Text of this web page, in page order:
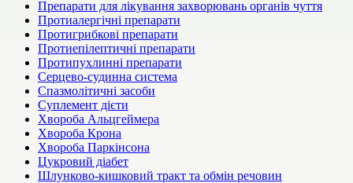
Препарати для лікування захворювань органів чуття
Протиалергічні препарати
Протигрибкові препарати
Протиепілептичні препарати
Протипухлинні препарати
Серцево-судинна система
Спазмолітичні засоби
Суплемент дієти
Хвороба Альцгеймера
Хвороба Крона
Хвороба Паркінсона
Цукровий діабет
Шлунково-кишковий тракт та обмін речовин